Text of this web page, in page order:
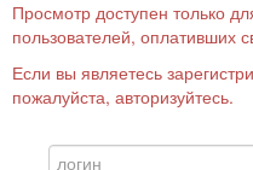
Просмотр доступен только
пользователей, оплативших
Если вы являетесь
пожалуйста, авторизуйтесь.